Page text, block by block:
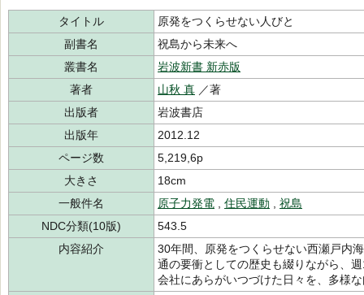
タイトル
原発をつくらせない人びと
副書名
祝島から未来へ
叢書名
岩波新書 新赤版
著者
山秋 真 ／著
出版者
岩波書店
出版年
2012.12
ページ数
5,219,6p
大きさ
18cm
一般件名
原子力発電 住民運動
祝島
NDC分類(10版)
543.5
内容紹介
30年間、原発をつくらせない西瀬戸内
通の要衝としての歴史も綴りながら、
会社にあらがいつづけた日々を、多様